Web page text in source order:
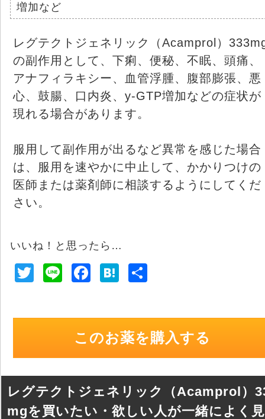
増加など
レグテクトジェネリック（Acamprol）
の副作用として、下痢、便秘、不眠、頭痛、
アナフィラキシー、血管浮腫、腹部膨張、悪
心、鼓腸、口内炎、y-GTP増加などの症状が
現れる場合があります。
服用して副作用が出るなど異常を感じた場合
は、服用を速やかに中止して、かかりつけの
医師または薬剤師に相談するようにしてくだ
さい。
いいね！と思ったら…
T
Li
e
b
o
k
H
n
a
このお薬を購入する
レグテクトジェネリック（Acamprol）
mgを買いたい・欲しい人が一緒によく見